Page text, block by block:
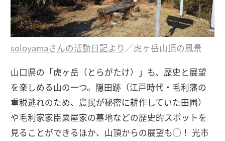
soloyamaさんの活動日記より ／虎ヶ岳山頂の風景
山口県の「虎ヶ岳（とらがたけ）」も、歴史と展望
を楽しめる山の一つ。隠田跡（江戸時代・毛利藩の
重税逃れのため、農民が秘密に耕作していた田圃）
や毛利家家臣粟屋家の墓地などの歴史的スポットを
見ることができるほか、山頂からの展望も◯！ 光市